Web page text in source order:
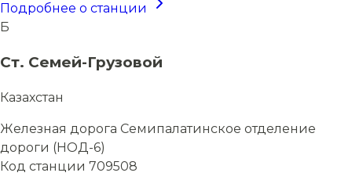
Подробнее о станции
Б
Ст. Семей-Грузовой
Казахстан
Железная дорога Семипалатинское отделение
дороги (НОД-6)
Код станции 709508